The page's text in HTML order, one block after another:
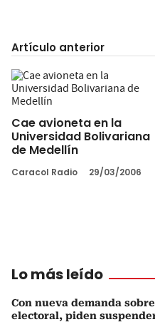
Artículo anterior
Cae avioneta en la
Universidad Bolivariana
de Medellín
Caracol Radio 29/03/2006
Lo más leído
Con nueva demanda
electoral, piden